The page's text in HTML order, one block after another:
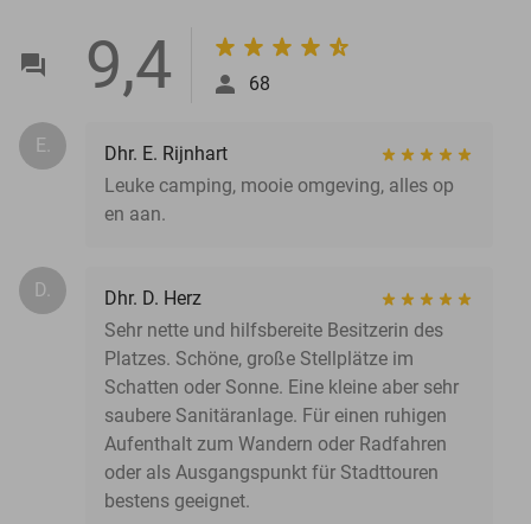
9,4 68
E.
Dhr. E. Rijnhart
Leuke camping, mooie omgeving, alles op
en aan.
D.
Dhr. D. Herz
Sehr nette und hilfsbereite Besitzerin des
Platzes. Schöne, große Stellplätze im
Schatten oder Sonne. Eine kleine aber sehr
saubere Sanitäranlage. Für einen ruhigen
Aufenthalt zum Wandern oder Radfahren
oder als Ausgangspunkt für Stadttouren
bestens geeignet.